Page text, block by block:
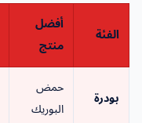
الفئة
أفضل
منتج
بودرة
حمض
البوريك